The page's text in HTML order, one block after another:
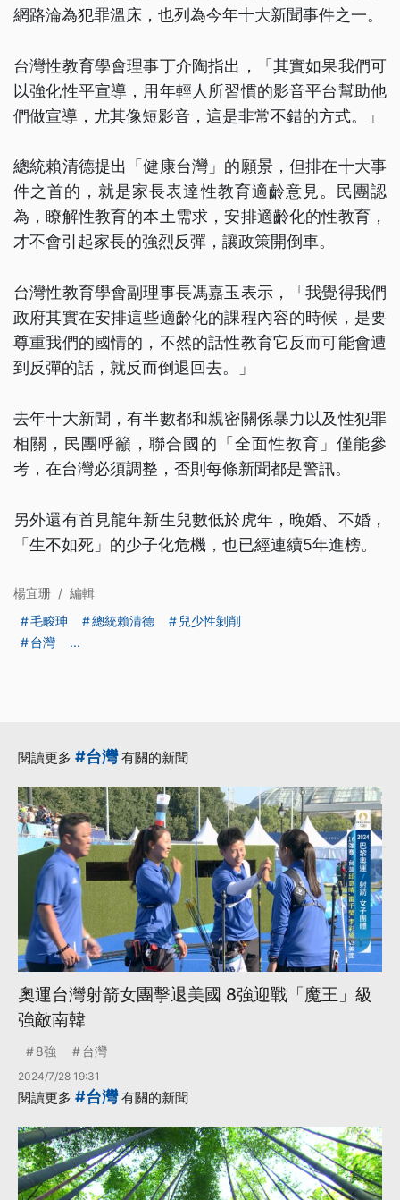
網路淪為犯罪溫床，也列為今年十大新聞事件之一。
台灣性教育學會理事丁介陶指出，「其實如果我們可
以強化性平宣導，用年輕人所習慣的影音平台幫助他
們做宣導，尤其像短影音，這是非常不錯的方式。」
總統賴清德提出「健康台灣」的願景，但排在十大事
件之首的，就是家長表達性教育適齡意見。民團認
為，瞭解性教育的本土需求，安排適齡化的性教育，
才不會引起家長的強烈反彈，讓政策開倒車。
台灣性教育學會副理事長馮嘉玉表示，「我覺得我們
政府其實在安排這些適齡化的課程內容的時候，是要
尊重我們的國情的，不然的話性教育它反而可能會遭
到反彈的話，就反而倒退回去。」
去年十大新聞，有半數都和親密關係暴力以及性犯罪
相關，民團呼籲，聯合國的「全面性教育」僅能參
考，在台灣必須調整，否則每條新聞都是警訊。
另外還有首見龍年新生兒數低於虎年，晚婚、不婚，
「生不如死」的少子化危機，也已經連續5年進榜。
楊宜珊 / 編輯
毛畯珅
總統賴清德
兒少性剝削
台灣
...
閱讀更多 #台灣有關的新聞
奧運台灣射箭女團擊退美國 8強迎戰「魔王」級
強敵南韓
8強 台灣
2024/7/28 19:31
閱讀更多 #台灣有關的新聞